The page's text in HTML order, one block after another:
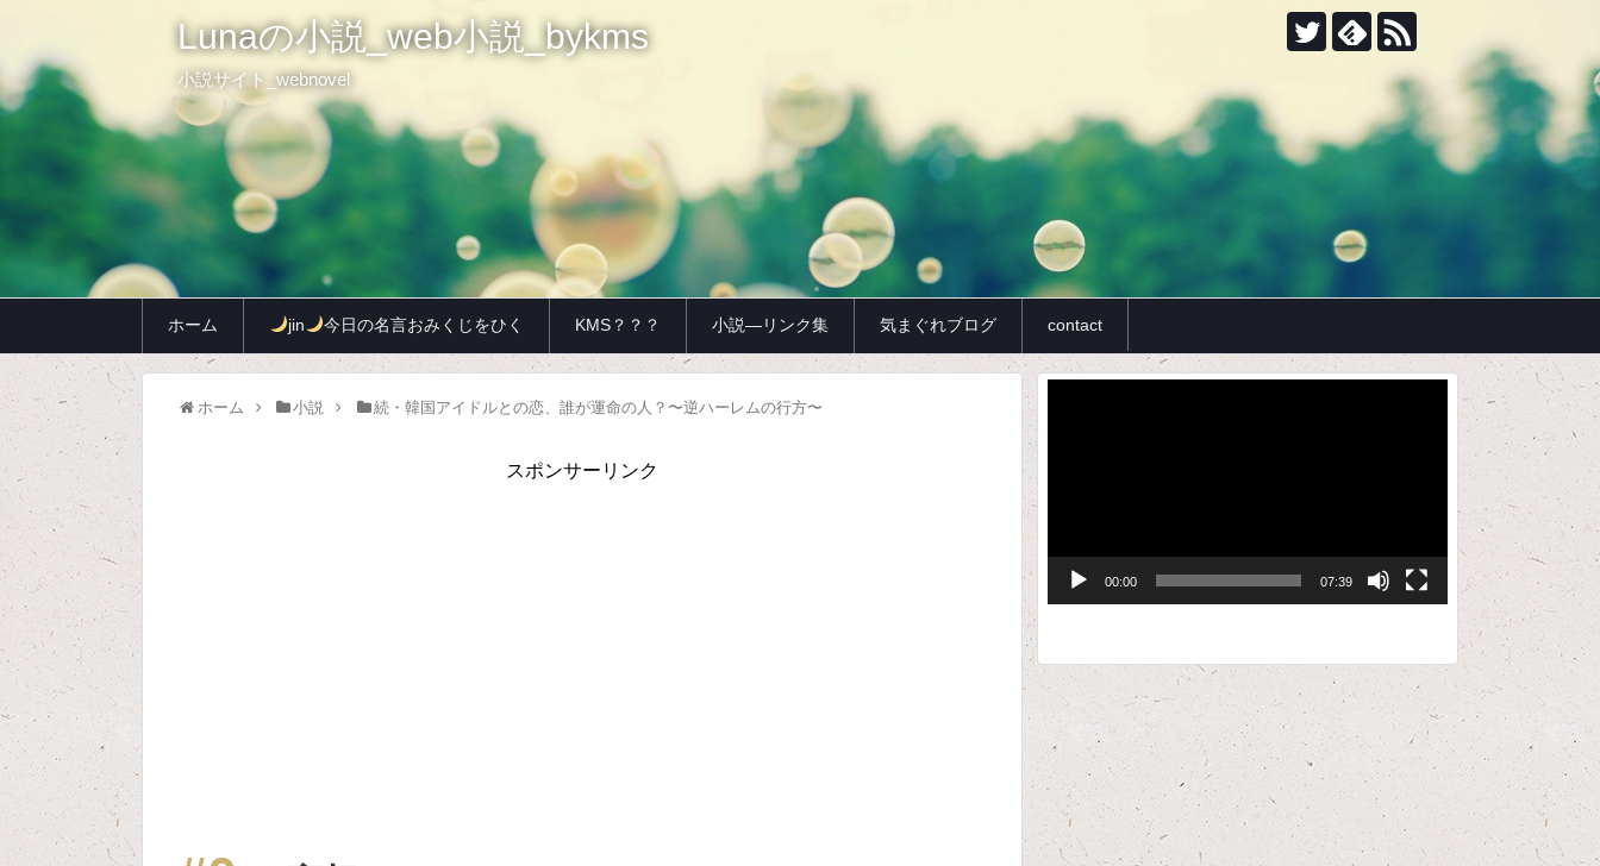
Lunaの小説_web小説_bykms
小説サイト_webnovel
ホーム jin 今日の名言おみくじをひく KMS？？？ 小説—リンク集 気まぐれブログ contact
ホーム 小説 続・韓国アイドルとの恋、誰が運命の人？〜逆ハーレムの行方〜
スポンサーリンク
00:00 07:39